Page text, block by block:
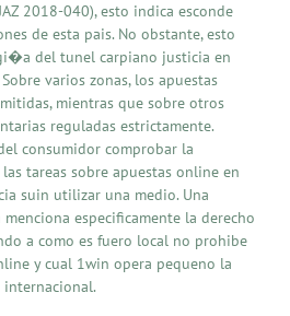
2018-040), esto indica esconde
de esta pais. No obstante, esto
del tunel carpiano justicia en
varios zonas, los apuestas
mientras que sobre otros
reguladas estrictamente.
consumidor comprobar la
tareas sobre apuestas online en
suin utilizar una medio. Una
especificamente la derecho
a como es fuero local no prohibe
y cual 1win opera pequeno la